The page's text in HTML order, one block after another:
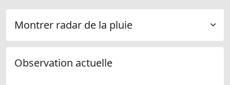
Montrer radar de la pluie
Observation actuelle